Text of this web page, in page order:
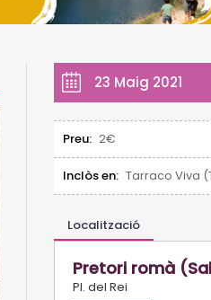
23 Maig 2021
Preu: 2€
Inclòs en: Tarraco Viva
Localització
Pretori romà
Pl. del Rei